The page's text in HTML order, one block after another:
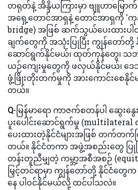
တရုတ်နဲ့ အိန္ဒိယကြားမှာ ဗျူဟာမြော
အရှေ့တောင်အာရှနဲ့ တောင်အာရှကို 'ကုန်
bridge) အဖြစ် ဆက်သွယ်ပေးထားပ
ချက်တွေကို အသုံးပြုပြီး ကျွန်တော်တို့
ဆောင်ရွက်နိုင်မယ်၊ ထုတ်ကုန်တွေ၊
ယဉ်ကျေးမှုတွေကို ဖလှယ်နိုင်မယ်၊ ဒေ
ဖွံ့ဖြိုးတိုးတက်မှုကို အားကောင်းစေနို
တယ်။
Q-မြန်မာရော ကာဇက်စတန်ပါ ဆွေးနွ
ပူးပေါင်းဆောင်ရွက်မှု (multilateral
ပေးထားတဲ့နိုင်ငံများအဖြစ် တက်တက်
တယ်။ နိုင်ငံတကာ အဖွဲ့အစည်းတွေ ပြုပြ
တန်းတူညီမျှတဲ့ ကမ္ဘာ့အစီအစဉ်
မြှင့်တင်ရာမှာ ကျွန်တော်တို့ နိုင်ငံတွ
နေ ပါဝင်နိုင်မယ်လို့ ထင်ပါသလဲ။